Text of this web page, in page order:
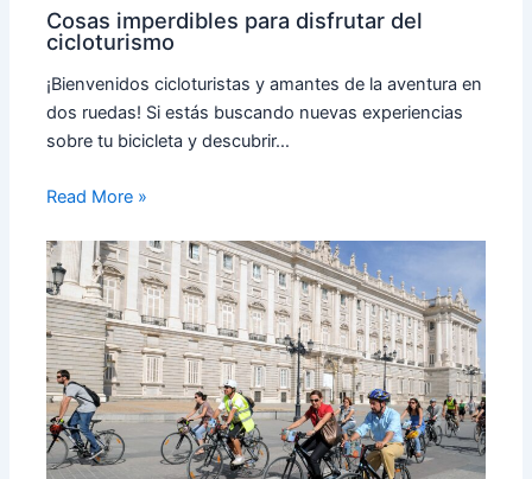
Cosas imperdibles para disfrutar del
cicloturismo
¡Bienvenidos cicloturistas y amantes de la aventura en
dos ruedas! Si estás buscando nuevas experiencias
sobre tu bicicleta y descubrir…
Read More »